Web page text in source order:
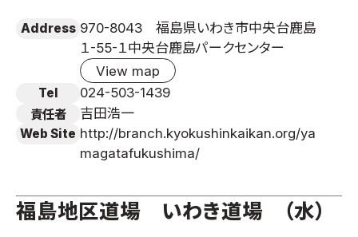
Address 970-8043 福島県いわき市中央台鹿島
１-55-１中央台鹿島パークセンター
View map
Tel 024-503-1439
責任者 吉田浩一
Web Site http://branch.kyokushinkaikan.org/ya
magatafukushima/
福島地区道場 いわき道場 （水）